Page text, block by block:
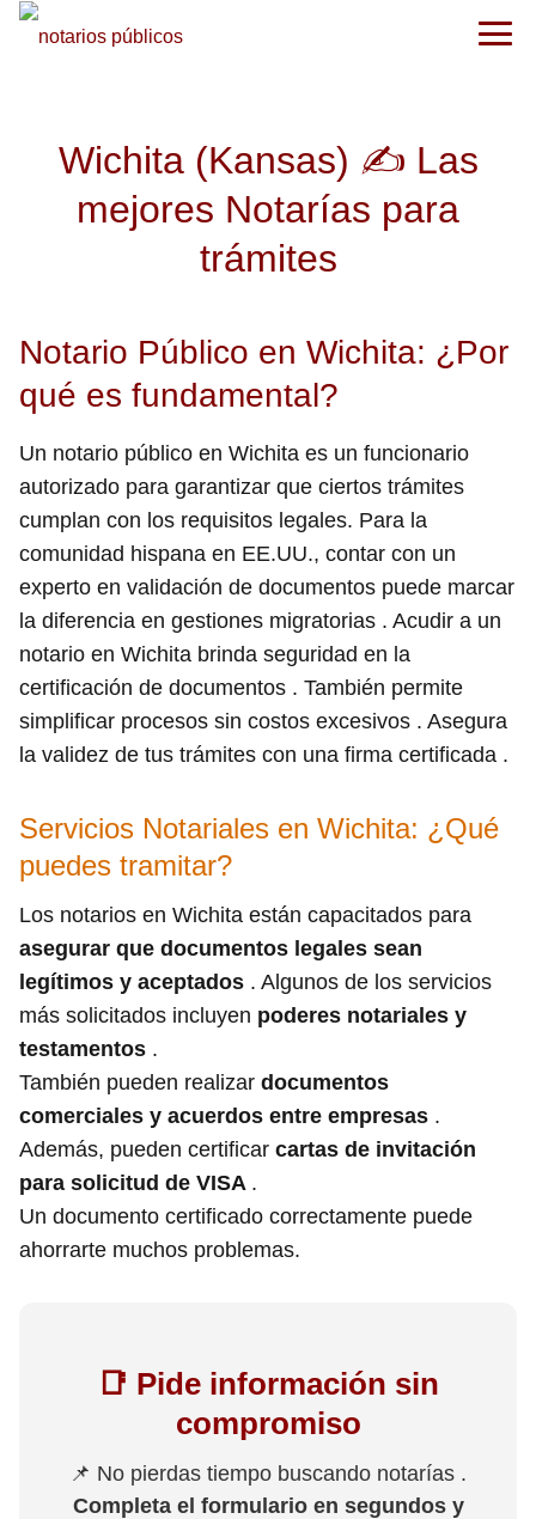
Wichita (Kansas) ✍️ Las
mejores Notarías para
trámites
Notario Público en Wichita: ¿Por
qué es fundamental?
Un notario público en Wichita es un funcionario
autorizado para garantizar que ciertos trámites
cumplan con los requisitos legales. Para la
comunidad hispana en EE.UU., contar con un
experto en validación de documentos puede marcar
la diferencia en gestiones migratorias . Acudir a un
notario en Wichita brinda seguridad en la
certificación de documentos . También permite
simplificar procesos sin costos excesivos . Asegura
la validez de tus trámites con una firma certificada .
Servicios Notariales en Wichita: ¿Qué
puedes tramitar?
Los notarios en Wichita están capacitados para
asegurar que documentos legales sean
legítimos y aceptados . Algunos de los servicios
más solicitados incluyen poderes notariales y
testamentos .
También pueden realizar documentos
comerciales y acuerdos entre empresas .
Además, pueden certificar cartas de invitación
para solicitud de VISA .
Un documento certificado correctamente puede
ahorrarte muchos problemas.
📑 Pide información sin
compromiso
📌 No pierdas tiempo buscando notarías .
Completa el formulario en segundos y